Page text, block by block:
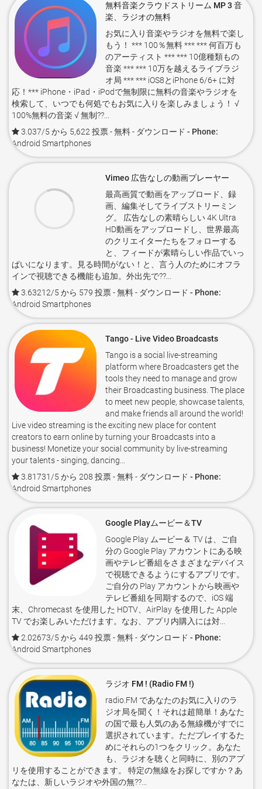
無料音楽クラウドストリーム MP 3 音
楽、ラジオの無料
お気に入り音楽やラジオを無料で楽し
もう！ *** 100％無料 *** *** 何百万も
のアーティスト *** *** 10億種類もの
音楽 *** *** 10万を越えるライブラジ
オ局 *** *** iOS8とiPhone 6/6+ に対
応！*** iPhone・iPad・iPodで無制限に無料の音楽やラジオを
検索して、いつでも何処でもお気に入りを楽しみましょう！ √
100%無料の音楽 √ 無制??...
3.037/5 から 5,622 投票- 無料 - ダウンロード - Phone:
Android Smartphones
Vimeo 広告なしの動画プレーヤー
最高画質で動画をアップロード、録
画、編集そしてライブストリーミン
グ。 広告なしの素晴らしい 4K Ultra
HD動画をアップロードし、世界最高
のクリエイターたちをフォローする
と、フィードが素晴らしい作品でいっ
ぱいになります。見る時間がない！と、言う人のためにオフラ
インで視聴できる機能も追加。外出先で??...
3.63212/5 から 579 投票- 無料 - ダウンロード - Phone:
Android Smartphones
Tango - Live Video Broadcasts
Tango is a social live-streaming
platform where Broadcasters get the
tools they need to manage and grow
their Broadcasting business. The place
to meet new people, showcase talents,
and make friends all around the world!
Live video streaming is the exciting new place for content
creators to earn online by turning your Broadcasts into a
business! Monetize your social community by live-streaming
your talents - singing, dancing...
3.81731/5 から 208 投票- 無料 - ダウンロード - Phone:
Android Smartphones
Google Playムービー＆TV
Google Play ムービー＆ TV は、ご自
分の Google Play アカウントにある映
画やテレビ番組をさまざまなデバイス
で視聴できるようにするアプリです。
ご自分の Play アカウントから映画や
テレビ番組を同期するので、iOS 端
末、Chromecast を使用した HDTV、AirPlay を使用した Apple
TV でお楽しみいただけます。なお、アプリ内購入には対...
2.02673/5 から 449 投票- 無料 - ダウンロード - Phone:
Android Smartphones
ラジオ FM ! (Radio FM !)
radio.FM であなたのお気に入りのラ
ジオ局を聞く！それは超簡単！あなた
の国で最も人気のある無線機がすでに
選択されています。ただプレイするた
めにそれらの1つをクリック。あなた
も、ラジオを聴くと同時に、別のアプ
リを使用することができます。 特定の無線をお探しですか？あ
なたは、新しいラジオや外国の無??...